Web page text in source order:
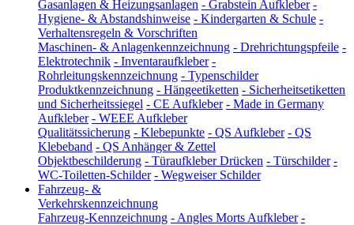
Gasanlagen & Heizungsanlagen - Grabstein Aufkleber -
Hygiene- & Abstandshinweise - Kindergarten & Schule -
Verhaltensregeln & Vorschriften
Maschinen- & Anlagenkennzeichnung - Drehrichtungspfeile -
Elektrotechnik - Inventaraufkleber -
Rohrleitungskennzeichnung - Typenschilder
Produktkennzeichnung - Hängeetiketten - Sicherheitsetiketten
und Sicherheitssiegel - CE Aufkleber - Made in Germany
Aufkleber - WEEE Aufkleber
Qualitätssicherung - Klebepunkte - QS Aufkleber - QS
Klebeband - QS Anhänger & Zettel
Objektbeschilderung - Türaufkleber Drücken - Türschilder -
WC-Toiletten-Schilder - Wegweiser Schilder
Fahrzeug- &
Verkehrskennzeichnung
Fahrzeug-Kennzeichnung - Angles Morts Aufkleber -